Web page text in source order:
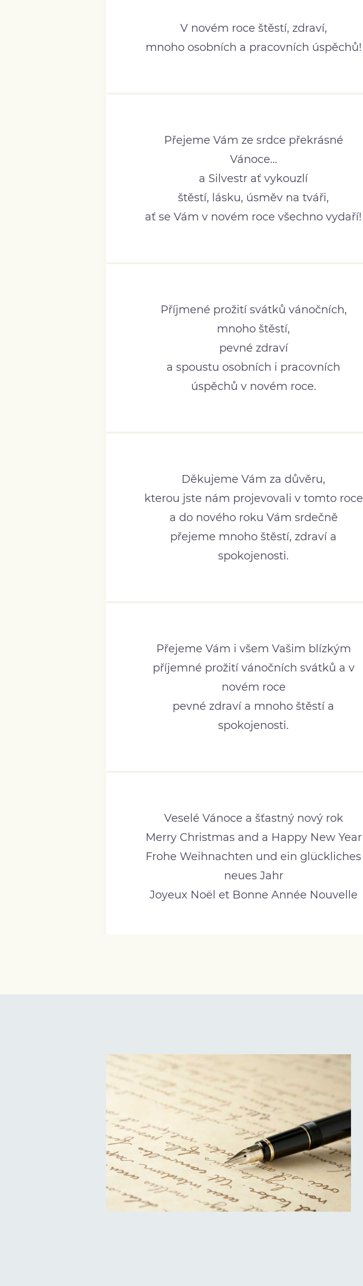
V novém roce štěstí, zdraví,
mnoho osobních a pracovních úspěchů!
Přejeme Vám ze srdce překrásné
Vánoce…
a Silvestr ať vykouzlí
štěstí, lásku, úsměv na tváři,
ať se Vám v novém roce všechno vydaří!
Příjmené prožití svátků vánočních,
mnoho štěstí,
pevné zdraví
a spoustu osobních i pracovních
úspěchů v novém roce.
Děkujeme Vám za důvěru,
kterou jste nám projevovali v tomto roce
a do nového roku Vám srdečně
přejeme mnoho štěstí, zdraví a
spokojenosti.
Přejeme Vám i všem Vašim blízkým
příjemné prožití vánočních svátků a v
novém roce
pevné zdraví a mnoho štěstí a
spokojenosti.
Veselé Vánoce a šťastný nový rok
Merry Christmas and a Happy New Year
Frohe Weihnachten und ein glückliches
neues Jahr
Joyeux Noël et Bonne Année Nouvelle